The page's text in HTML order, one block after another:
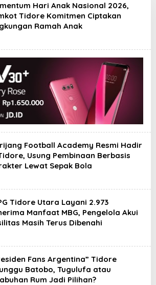
Hari Anak Nasional 2026,
Tidore Komitmen Ciptakan
Ramah Anak
Football Academy Resmi Hadir
Usung Pembinaan Berbasis
Lewat Sepak Bola
Tidore Utara Layani 2.973
Manfaat MBG, Pengelola Akui
Masih Terus Dibenahi
Fans Argentina” Tidore
Batobo, Tugulufa atau
Rum Jadi Pilihan?